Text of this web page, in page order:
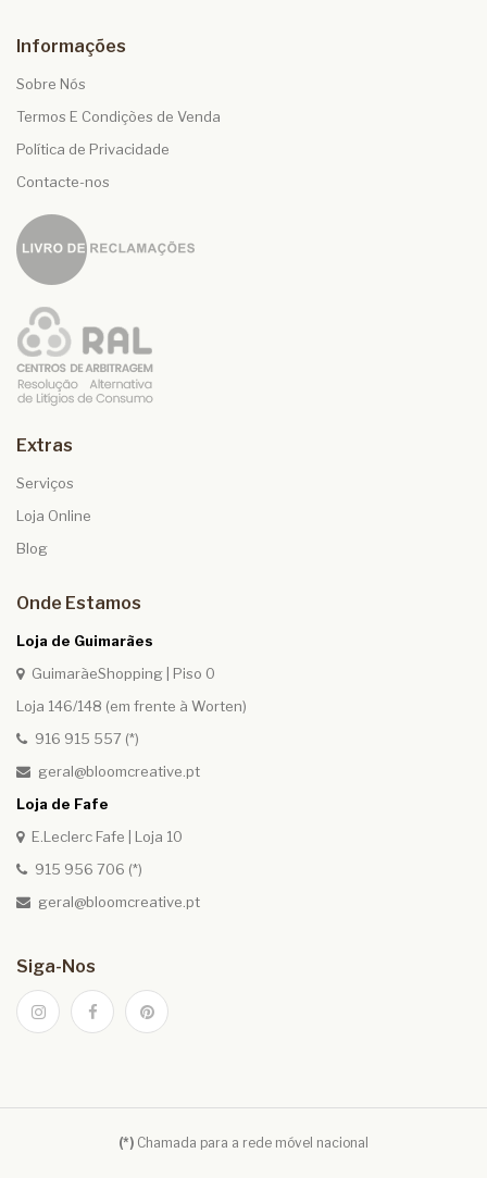
Informações
Sobre Nós
Termos E Condições de Venda
Política de Privacidade
Contacte-nos
Extras
Serviços
Loja Online
Blog
Onde Estamos
Loja de Guimarães
GuimarãeShopping | Piso 0
Loja 146/148 (em frente à Worten)
916 915 557 (*)
geral@bloomcreative.pt
Loja de Fafe
E.Leclerc Fafe | Loja 10
915 956 706 (*)
geral@bloomcreative.pt
Siga-Nos
(*) Chamada para a rede móvel nacional